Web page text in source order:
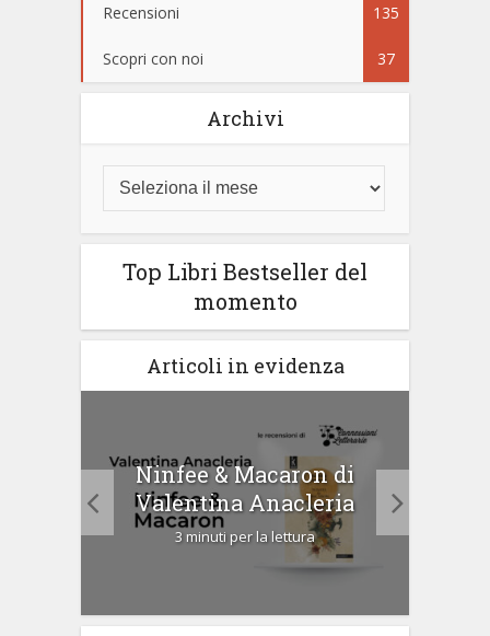
Recensioni 135
Scopri con noi 37
Archivi
Top Libri Bestseller del
momento
Articoli in evidenza
Ninfee & Macaron di
Valentina Anacleria
3 minuti per la lettura